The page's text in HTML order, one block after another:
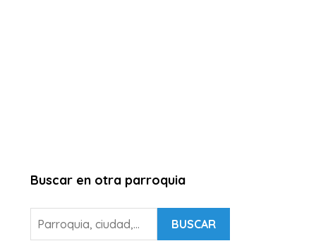
Buscar en otra parroquia
BUSCAR